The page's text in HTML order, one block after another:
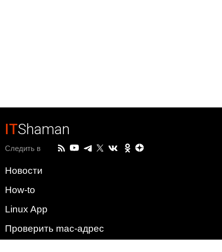
ITShaman
Следить в
Новости
How-to
Linux App
Проверить mac-адрес